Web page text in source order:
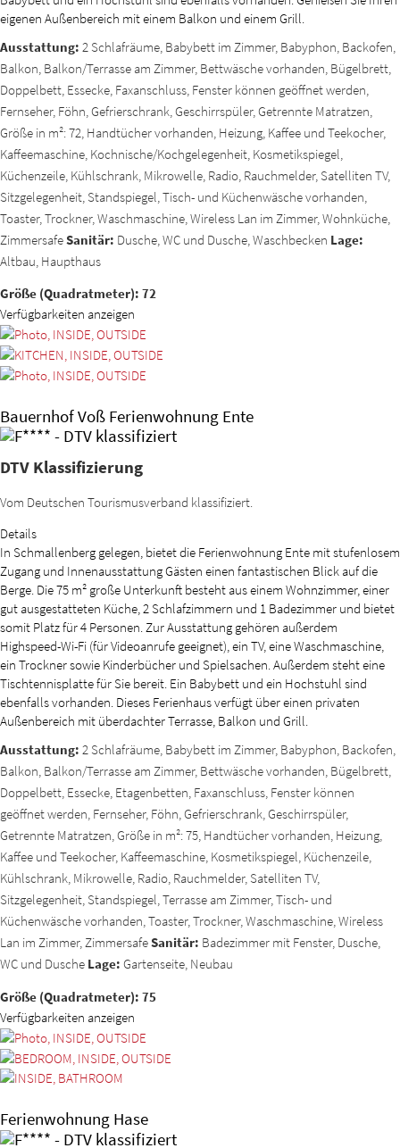
eigenen Außenbereich mit einem Balkon und einem Grill.
Ausstattung: 2 Schlafräume, Babybett im Zimmer, Babyphon, Backofen,
Balkon, Balkon/Terrasse am Zimmer, Bettwäsche vorhanden, Bügelbrett,
Doppelbett, Essecke, Faxanschluss, Fenster können geöffnet werden,
Fernseher, Föhn, Gefrierschrank, Geschirrspüler, Getrennte Matratzen,
Größe in m²: 72, Handtücher vorhanden, Heizung, Kaffee und Teekocher,
Kaffeemaschine, Kochnische/Kochgelegenheit, Kosmetikspiegel,
Küchenzeile, Kühlschrank, Mikrowelle, Radio, Rauchmelder, Satelliten TV,
Sitzgelegenheit, Standspiegel, Tisch- und Küchenwäsche vorhanden,
Toaster, Trockner, Waschmaschine, Wireless Lan im Zimmer, Wohnküche,
ZimmersafeSanitär: Dusche, WC und Dusche, Waschbecken Lage:
Altbau, Haupthaus
Größe (Quadratmeter): 72
Verfügbarkeiten anzeigen
Bauernhof Voß Ferienwohnung Ente
DTV Klassifizierung
Vom Deutschen Tourismusverband klassifiziert.
Details
In Schmallenberg gelegen, bietet die Ferienwohnung Ente mit stufenlosem
Zugang und Innenausstattung Gästen einen fantastischen Blick auf die
Berge. Die 75 m² große Unterkunft besteht aus einem Wohnzimmer, einer
gut ausgestatteten Küche, 2 Schlafzimmern und 1 Badezimmer und bietet
somit Platz für 4 Personen. Zur Ausstattung gehören außerdem
Highspeed-Wi-Fi (für Videoanrufe geeignet), ein TV, eine Waschmaschine,
ein Trockner sowie Kinderbücher und Spielsachen. Außerdem steht eine
Tischtennisplatte für Sie bereit. Ein Babybett und ein Hochstuhl sind
ebenfalls vorhanden. Dieses Ferienhaus verfügt über einen privaten
Außenbereich mit überdachter Terrasse, Balkon und Grill.
Ausstattung: 2 Schlafräume, Babybett im Zimmer, Babyphon, Backofen,
Balkon, Balkon/Terrasse am Zimmer, Bettwäsche vorhanden, Bügelbrett,
Doppelbett, Essecke, Etagenbetten, Faxanschluss, Fenster können
geöffnet werden, Fernseher, Föhn, Gefrierschrank, Geschirrspüler,
Getrennte Matratzen, Größe in m²: 75, Handtücher vorhanden, Heizung,
Kaffee und Teekocher, Kaffeemaschine, Kosmetikspiegel, Küchenzeile,
Kühlschrank, Mikrowelle, Radio, Rauchmelder, Satelliten TV,
Sitzgelegenheit, Standspiegel, Terrasse am Zimmer, Tisch- und
Küchenwäsche vorhanden, Toaster, Trockner, Waschmaschine, Wireless
Lan im Zimmer, ZimmersafeSanitär: Badezimmer mit Fenster, Dusche,
WC und Dusche Lage: Gartenseite, Neubau
Größe (Quadratmeter): 75
Verfügbarkeiten anzeigen
Ferienwohnung Hase